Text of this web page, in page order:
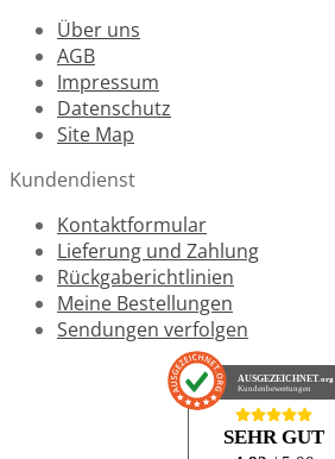
Über uns
AGB
Impressum
Datenschutz
Site Map
Kundendienst
Kontaktformular
Lieferung und Zahlung
Rückgaberichtlinien
Meine Bestellungen
Sendungen verfolgen
AUSGEZEICHNET.org
Kundenbewertungen
SEHR GUT